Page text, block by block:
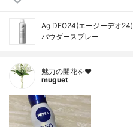
Ag DEO24(エージーデオ24)
パウダースプレー
魅力の開花を❤︎
muguet